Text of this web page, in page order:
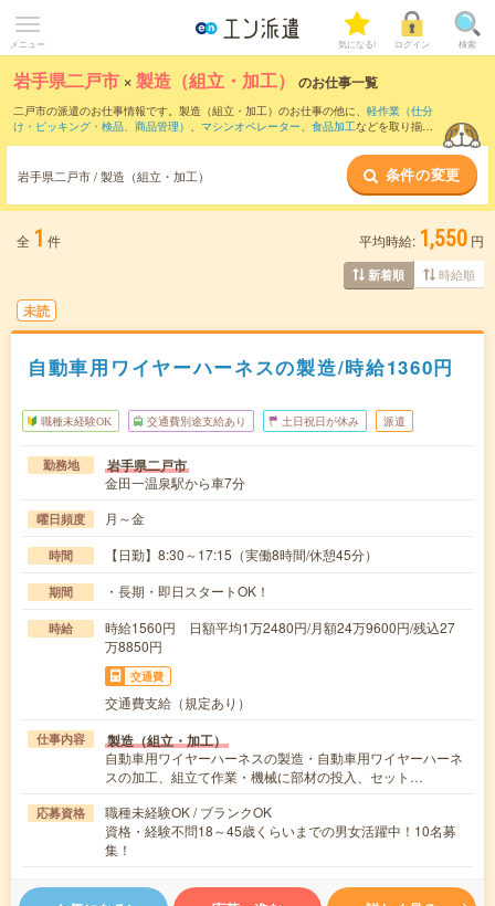
メニュー 気になる! ログイン 検索
岩手県二戸市 ×製造（組立・加工） のお仕事一覧
二戸市の派遣のお仕事情報です。製造（組立・加工）のお仕事の他に、 軽作業（仕分
け・ピッキング・検品、商品管理） 、 マシンオペレーター、 食品加工などを取り揃え
製造（組立・加工）のお仕事とは？とは？
岩手県二戸市 / 製造（組立・加工） 条件の変更
全 1 件 平均時給: 1,550 円
新着順 時給順
未読
自動車用ワイヤーハーネスの製造/時給1360円
職種未経験OK 交通費別途支給あり 土日祝日が休み 派遣
勤務地 岩手県二戸市
金田一温泉駅から車7分
曜日頻度 月～金
時間 【日勤】8:30～17:15（実働8時間/休憩45分）
期間 ・長期・即日スタートOK！
時給
時給1560円 日額平均1万2480円/月額24万9600円/残込27
万8850円
交通費
交通費支給（規定あり）
仕事内容 製造（組立・加工）
自動車用ワイヤーハーネスの製造・自動車用ワイヤーハーネ
スの加工、組立て作業・機械に部材の投入、セット…
応募資格
職種未経験OK / ブランクOK
資格・経験不問18～45歳くらいまでの男女活躍中！10名募
集！